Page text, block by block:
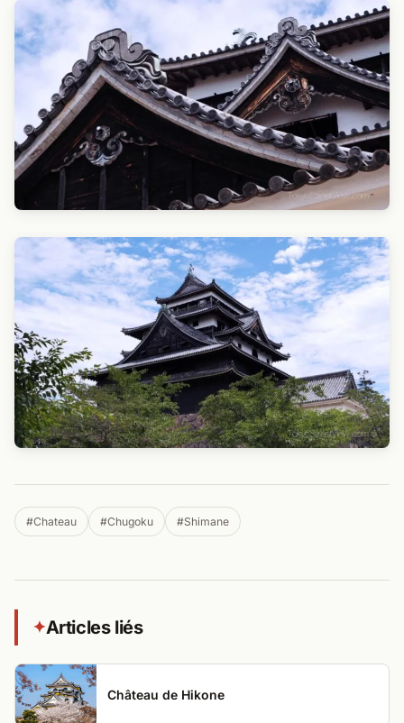
#Chateau #Chugoku #Shimane
✦Articles liés
Château de Hikone